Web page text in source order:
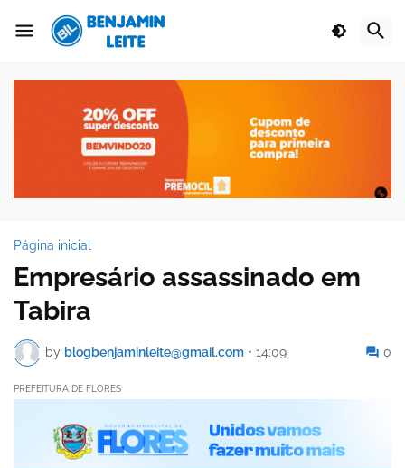
Página inicial
Empresário assassinado em
Tabira
by blogbenjaminleite@gmail.com • 14:09 0
PREFEITURA DE FLORES